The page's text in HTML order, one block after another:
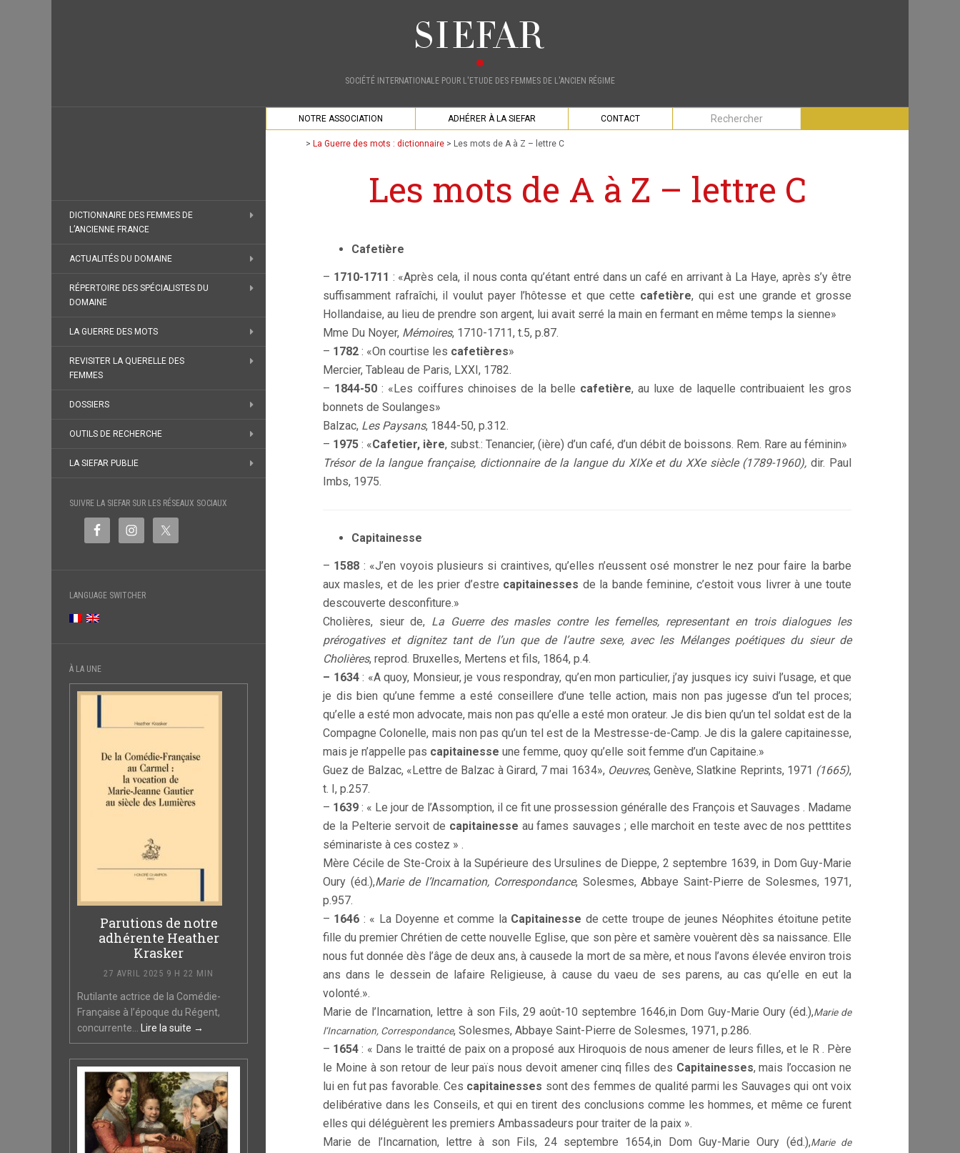
SOCIÉTÉ INTERNATIONALE POUR L'ETUDE DES FEMMES DE L'ANCIEN RÉGIME
DICTIONNAIRE DES FEMMES DE
L’ANCIENNE FRANCE
ACTUALITÉS DU DOMAINE
RÉPERTOIRE DES SPÉCIALISTES DU
DOMAINE
LA GUERRE DES MOTS
REVISITER LA QUERELLE DES
FEMMES
DOSSIERS
OUTILS DE RECHERCHE
LA SIEFAR PUBLIE
SUIVRE LA SIEFAR SUR LES RÉSEAUX SOCIAUX
LANGUAGE SWITCHER
À LA UNE
Parutions de notre
adhérente Heather
Krasker
27 AVRIL 2025 9 H 22 MIN
Rutilante actrice de la Comédie-
Française à l’époque du Régent,
concurrente... Lire la suite →
NOTRE ASSOCIATION ADHÉRER À LA SIEFAR CONTACT
> La Guerre des mots : dictionnaire > Les mots de A à Z – lettre C
Les mots de A à Z – lettre C
Cafetière
– 1710-1711 : «Après cela, il nous conta qu’étant entré dans un café en arrivant à La Haye, après s’y être
suffisamment rafraîchi, il voulut payer l’hôtesse et que cette cafetière, qui est une grande et grosse
Hollandaise, au lieu de prendre son argent, lui avait serré la main en fermant en même temps la sienne»
Mme Du Noyer, Mémoires, 1710-1711, t.5, p.87.
– 1782 : «On courtise les cafetières»
Mercier, Tableau de Paris, LXXI, 1782.
– 1844-50: «Les coiffures chinoises de la belle cafetière, au luxe de laquelle contribuaient les gros
bonnets de Soulanges»
Balzac, Les Paysans, 1844-50, p.312.
– 1975 : «Cafetier, ière, subst.: Tenancier, (ière) d’un café, d’un débit de boissons. Rem. Rare au féminin»
Trésor de la langue française, dictionnaire de la langue du XIXe et du XXe siècle (1789-1960), dir. Paul
Imbs, 1975.
Capitainesse
– 1588 : «J’en voyois plusieurs si craintives, qu’elles n’eussent osé monstrer le nez pour faire la barbe
aux masles, et de les prier d’estre capitainesses de la bande feminine, c’estoit vous livrer à une toute
descouverte desconfiture.»
Cholières, sieur de, La Guerre des masles contre les femelles, representant en trois dialogues les
prérogatives et dignitez tant de l’un que de l’autre sexe, avec les Mélanges poétiques du sieur de
Cholières, reprod. Bruxelles, Mertens et fils, 1864, p.4.
– 1634 : «A quoy, Monsieur, je vous respondray, qu’en mon particulier, j’ay jusques icy suivi l’usage, et que
je dis bien qu’une femme a esté conseillere d’une telle action, mais non pas jugesse d’un tel proces;
qu’elle a esté mon advocate, mais non pas qu’elle a esté mon orateur. Je dis bien qu’un tel soldat est de la
Compagne Colonelle, mais non pas qu’un tel est de la Mestresse-de-Camp. Je dis la galere capitainesse,
mais je n’appelle pas capitainesse une femme, quoy qu’elle soit femme d’un Capitaine.»
Guez de Balzac, «Lettre de Balzac à Girard, 7 mai 1634», Oeuvres, Genève, Slatkine Reprints, 1971 (1665),
t. I, p.257.
– 1639 : « Le jour de l’Assomption, il ce fit une prossession généralle des François et Sauvages . Madame
de la Pelterie servoit de capitainesse au fames sauvages ; elle marchoit en teste avec de nos petttites
séminariste à ces costez » .
Mère Cécile de Ste-Croix à la Supérieure des Ursulines de Dieppe, 2 septembre 1639, in Dom Guy-Marie
Oury (éd.),Marie de l’Incarnation, Correspondance, Solesmes, Abbaye Saint-Pierre de Solesmes, 1971,
p.957.
– 1646 : « La Doyenne et comme la Capitainesse de cette troupe de jeunes Néophites étoitune petite
fille du premier Chrétien de cette nouvelle Eglise, que son père et samère vouèrent dès sa naissance. Elle
nous fut donnée dès l’âge de deux ans, à causede la mort de sa mère, et nous l’avons élevée environ trois
ans dans le dessein de lafaire Religieuse, à cause du vaeu de ses parens, au cas qu’elle en eut la
volonté.».
Marie de l’Incarnation, lettre à son Fils, 29 août-10 septembre 1646,in Dom Guy-Marie Oury (éd.),Marie de
l’Incarnation, Correspondance, Solesmes, Abbaye Saint-Pierre de Solesmes, 1971, p.286.
– 1654: « Dans le traitté de paix on a proposé aux Hiroquois de nous amener de leurs filles, et le R . Père
le Moine à son retour de leur païs nous devoit amener cinq filles des Capitainesses, mais l’occasion ne
lui en fut pas favorable. Ces capitainesses sont des femmes de qualité parmi les Sauvages qui ont voix
delibérative dans les Conseils, et qui en tirent des conclusions comme les hommes, et même ce furent
elles qui déléguèrent les premiers Ambassadeurs pour traiter de la paix ».
Marie de l’Incarnation, lettre à son Fils, 24 septembre 1654,in Dom Guy-Marie Oury (éd.),Marie de